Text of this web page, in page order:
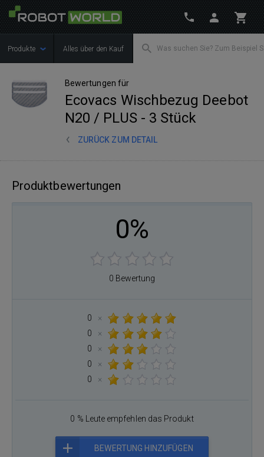
Produkte Alles über den Kauf
Bewertungen für
Ecovacs Wischbezug Deebot
N20 / PLUS - 3 Stück
ZURÜCK ZUM DETAIL
Produktbewertungen
0%
0 Bewertung
0
×
0
×
0
×
0
×
0
×
0 % Leute empfehlen das Produkt
BEWERTUNG HINZUFÜGEN